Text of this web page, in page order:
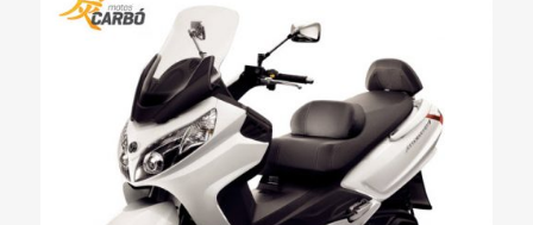
QUIÉNES SOMOS?